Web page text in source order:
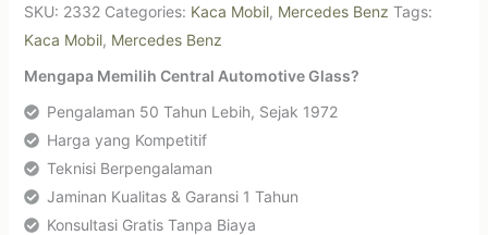
SKU: 2332 Categories: Kaca Mobil, Mercedes Benz Tags:
Kaca Mobil, Mercedes Benz
Mengapa Memilih Central Automotive Glass?
Pengalaman 50 Tahun Lebih, Sejak 1972
Harga yang Kompetitif
Teknisi Berpengalaman
Jaminan Kualitas & Garansi 1 Tahun
Konsultasi Gratis Tanpa Biaya